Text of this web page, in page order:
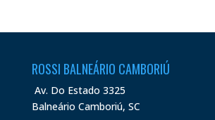
ROSSI BALNEÁRIO CAMBORIÚ
Av. Do Estado 3325
Balneário Camboriú, SC